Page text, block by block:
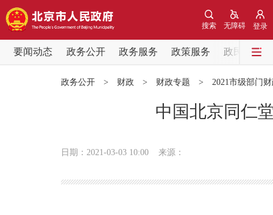
登录
无障碍
搜索
要闻动态 政务公开 政务服务 政策服务
政民互动
政务公开 > 财政 > 财政专题 > 2021市级部门
中国北京同仁
日期：2021-03-03 10:00 来源：